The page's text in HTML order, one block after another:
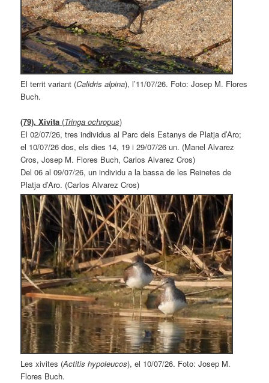
El territ variant (Calidris alpina), l’11/07/26. Foto: Josep M. Flores
Buch.
(79). Xivita (Tringa ochropus)
El 02/07/26, tres individus al Parc dels Estanys de Platja d’Aro;
el 10/07/26 dos, els dies 14, 19 i 29/07/26 un. (Manel Alvarez
Cros, Josep M. Flores Buch, Carlos Alvarez Cros)
Del 06 al 09/07/26, un individu a la bassa de les Reinetes de
Platja d’Aro. (Carlos Alvarez Cros)
Les xivites (Actitis hypoleucos), el 10/07/26. Foto: Josep M.
Flores Buch.